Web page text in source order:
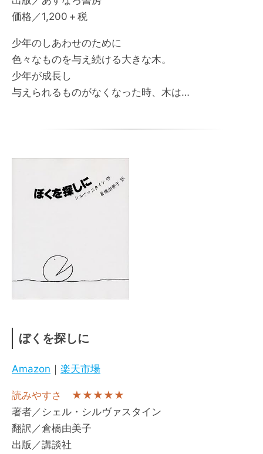
価格／1,200＋税
少年のしあわせのために
色々なものを与え続ける大きな木。
少年が成長し
与えられるものがなくなった時、木は…
ぼくを探しに
Amazon ｜ 楽天市場
読みやすさ ★★★★★
著者／シェル・シルヴァスタイン
翻訳／倉橋由美子
出版／講談社